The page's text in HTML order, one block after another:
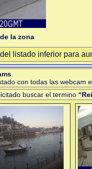
de la zona
listado inferior para
con todas las webcam
buscar el termino